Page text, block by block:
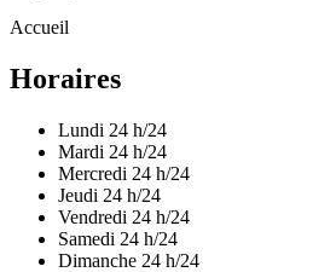
Accueil
Horaires
Lundi 24 h/24
Mardi 24 h/24
Mercredi 24 h/24
Jeudi 24 h/24
Vendredi 24 h/24
Samedi 24 h/24
Dimanche 24 h/24